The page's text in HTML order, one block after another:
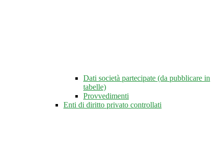
Dati società partecipate (da pubblicare in
tabelle)
Provvedimenti
Enti di diritto privato controllati